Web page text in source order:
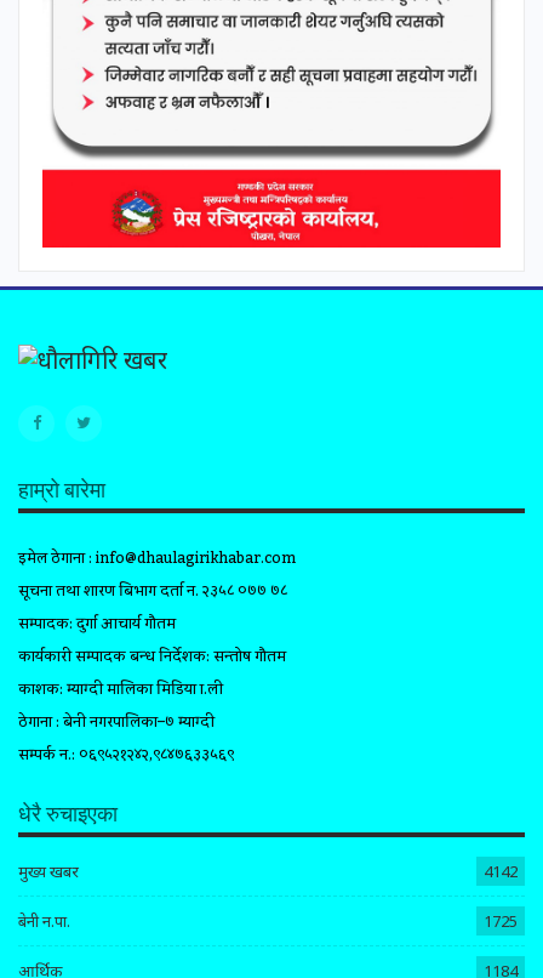
हाम्रो बारेमा
इमेल ठेगाना :info@dhaulagirikhabar.com
सूचना तथा प्रशारण बिभाग दर्ता न. २३५८ ०७७ ७८
सम्पादक: दुर्गा आचार्य गौतम
कार्यकारी सम्पादक प्रबन्ध निर्देशक: सन्तोष गौतम
प्रकाशक: म्याग्दी मालिका मिडिया प्रा.ली
ठेगाना : बेनी नगरपालिका–७ म्याग्दी
सम्पर्क न.: ०६९५२१२४२,९८४७६३३५६९
धेरै रुचाइएका
मुख्य खबर 4142
बेनी न.पा. 1725
आर्थिक 1184